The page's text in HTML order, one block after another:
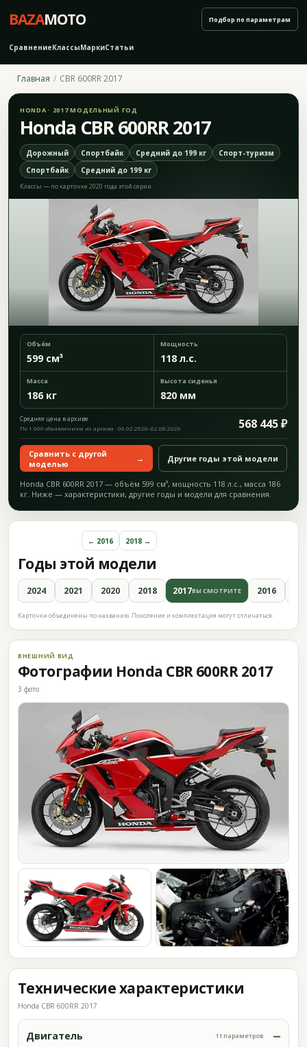
BAZAMOTO
СравнениеКлассыМаркиСтатьи
Подбор по параметрам
Главная CBR 600RR 2017
HONDA · 2017 МОДЕЛЬНЫЙ ГОД
Honda CBR 600RR 2017
Дорожный Спортбайк Средний до 199 кг
Спорт-туризм
Спортбайк
Средний до 199 кг
Классы — по карточке 2020 года этой серии
Объём
599 см³
Мощность
118 л.с.
Масса
186 кг
Высота сиденья
820 мм
Средняя цена в архиве 568 445 ₽
По 1 000 объявлениям из архива · 06.02.2020–02.08.2026
Сравнить с другой
моделью
→ Другие годы этой модели
Honda CBR 600RR 2017 — объём 599 см³, мощность 118 л.с., масса 186
кг. Ниже — характеристики, другие годы и модели для сравнения.
Годы этой модели
← 2016 2018 →
2024 2021 2020 2018 2017ВЫ СМОТРИТЕ 2016
Карточки объединены по названию. Поколение и комплектация могут отличаться.
ВНЕШНИЙ ВИД
Фотографии Honda CBR 600RR 2017
3 фото
Технические характеристики
Honda CBR 600RR 2017
Двигатель 11 параметров